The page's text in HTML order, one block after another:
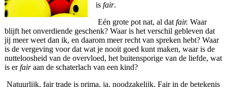
isfair.
Eén grote pot nat, al datfair. Waar
blijft het onverdiende geschenk? Waar is het verschil gebleven dat
jij meer weet dan ik, en daarom meer recht van spreken hebt? Waar
is de vergeving voor dat wat je nooit goed kunt maken, waar is de
nutteloosheid van de overvloed, het buitensporige van de liefde, wat
is erfairaan de schaterlach van een kind?
Natuurlijk, fair trade is prima, ja, noodzakelijk. Fair in de betekenis